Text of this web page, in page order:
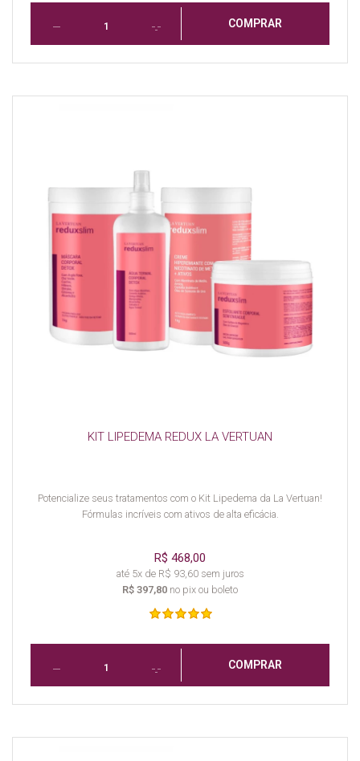
COMPRAR
KIT LIPEDEMA REDUX LA VERTUAN
Potencialize seus tratamentos com o Kit Lipedema da La Vertuan!
Fórmulas incríveis com ativos de alta eficácia.
R$ 468,00
até 5x de R$ 93,60 sem juros
R$ 397,80 no pix ou boleto
COMPRAR